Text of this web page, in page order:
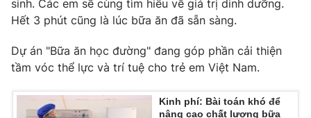
THỜI BÁO VTV
sinh. Các em sẽ cùng tìm hiểu về giá trị dinh dưỡng.
Hết 3 phút cũng là lúc bữa ăn đã sẵn sàng.
Dự án "Bữa ăn học đường" đang góp phần cải thiện
tầm vóc thể lực và trí tuệ cho trẻ em Việt Nam.
Kinh phí: Bài toán khó để
nâng cao chất lượng bữa